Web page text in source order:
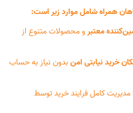
همراه شامل موارد زیر است:
معتبرو محصولات متنوع از
خرید نیابتی امنبدون نیاز به حساب
مدیریت کامل فرایند خرید توسط